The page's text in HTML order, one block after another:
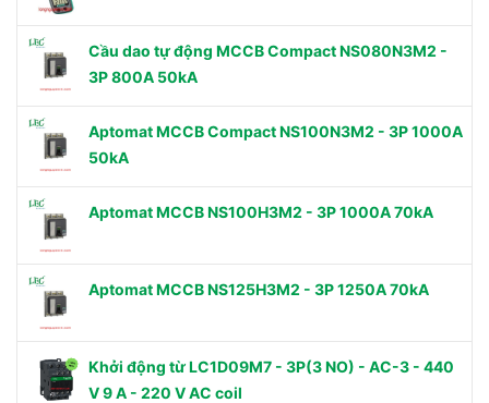
Cầu dao tự động MCCB Compact NS080N3M2 -
3P 800A 50kA
Aptomat MCCB Compact NS100N3M2 - 3P 1000A
50kA
Aptomat MCCB NS100H3M2 - 3P 1000A 70kA
Aptomat MCCB NS125H3M2 - 3P 1250A 70kA
Khởi động từ LC1D09M7 - 3P(3 NO) - AC-3 - 440
V 9 A - 220 V AC coil